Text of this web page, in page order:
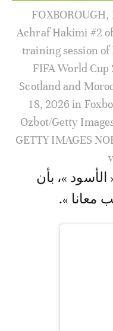
FOXBOROUGH,
Achraf Hakimi #2
training session of
FIFA World
Scotland and
18, 2026 in
Ozbot/Getty
GETTY IMAGES
»، بأن
معانا ».